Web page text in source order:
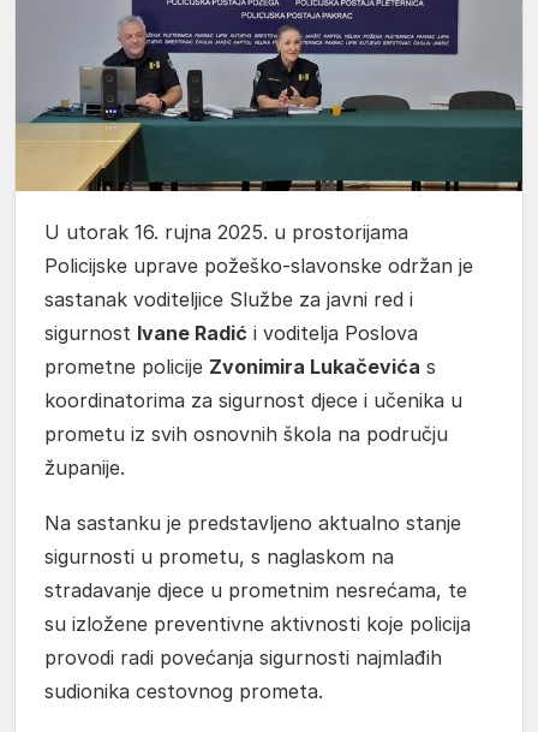
U utorak 16. rujna 2025. u prostorijama
Policijske uprave požeško-slavonske održan je
sastanak voditeljice Službe za javni red i
sigurnost Ivane Radić i voditelja Poslova
prometne policije Zvonimira Lukačevića s
koordinatorima za sigurnost djece i učenika u
prometu iz svih osnovnih škola na području
županije.
Na sastanku je predstavljeno aktualno stanje
sigurnosti u prometu, s naglaskom na
stradavanje djece u prometnim nesrećama, te
su izložene preventivne aktivnosti koje policija
provodi radi povećanja sigurnosti najmlađih
sudionika cestovnog prometa.